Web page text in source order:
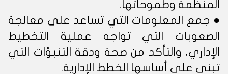
المنظمة وطموحاتها.
● جمع المعلومات التي تساعد على معالجة
الصعوبات التي تواجه عملية التخطيط
الإداري، والتأكد من صحة ودقة التنبؤات التي
تبنى على أساسها الخطط الإدارية.